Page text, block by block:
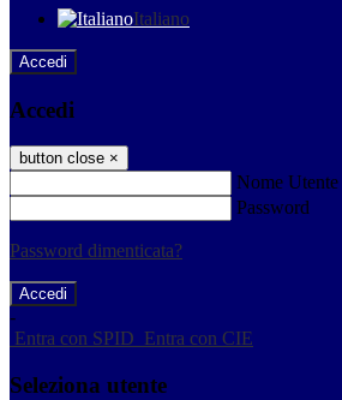
Italiano
Accedi
Accedi
button close ×
Nome Utente
Password
Password dimenticata?
-
Entra con SPID Entra con CIE
Seleziona utente